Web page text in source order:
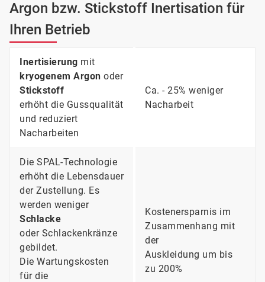
Argon bzw. Stickstoff Inertisation für
Ihren Betrieb
Inertisierung mit
kryogenem Argon oder
Stickstoff
erhöht die Gussqualität
und reduziert
Nacharbeiten
Ca. - 25% weniger
Nacharbeit
Die SPAL-Technologie
erhöht die Lebensdauer
der Zustellung. Es
werden weniger
Schlacke
oder Schlackenkränze
gebildet.
Die Wartungskosten
für die
Kostenersparnis im
Zusammenhang mit
der
Auskleidung um bis
zu 200%